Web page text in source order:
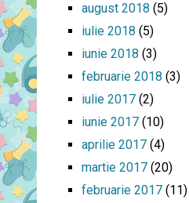
august 2018 (5)
iulie 2018 (5)
iunie 2018 (3)
februarie 2018 (3)
iulie 2017 (2)
iunie 2017 (10)
aprilie 2017 (4)
martie 2017 (20)
februarie 2017 (11)